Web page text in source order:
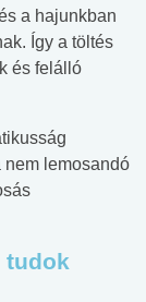
a hajunkban
Így a töltés
és felálló
nem lemosandó
tudok